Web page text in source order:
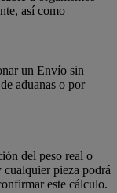
así como
un Envío sin
aduanas o por
del peso real o
pieza podrá
este cálculo.